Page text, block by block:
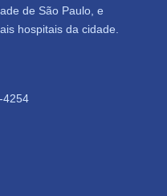
de São Paulo, e
hospitais da cidade.
4254